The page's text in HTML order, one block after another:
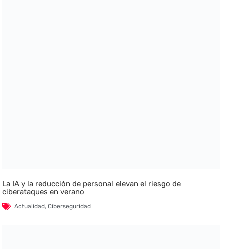
La IA y la reducción de personal elevan el riesgo de
ciberataques en verano
Actualidad,Ciberseguridad